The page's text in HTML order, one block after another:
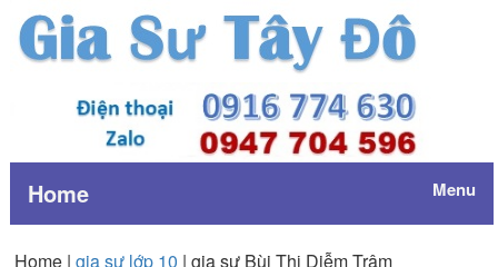
Home Menu
Home | gia sư lớp 10 | gia sư Bùi Thị Diễm Trâm